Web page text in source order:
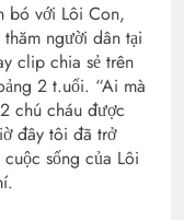
bó với Lôi Con,
người dân tại
clip chia sẻ trên
2 t.uổi. “Ai mà
chú cháu được
đây tôi đã trở
sống của Lôi